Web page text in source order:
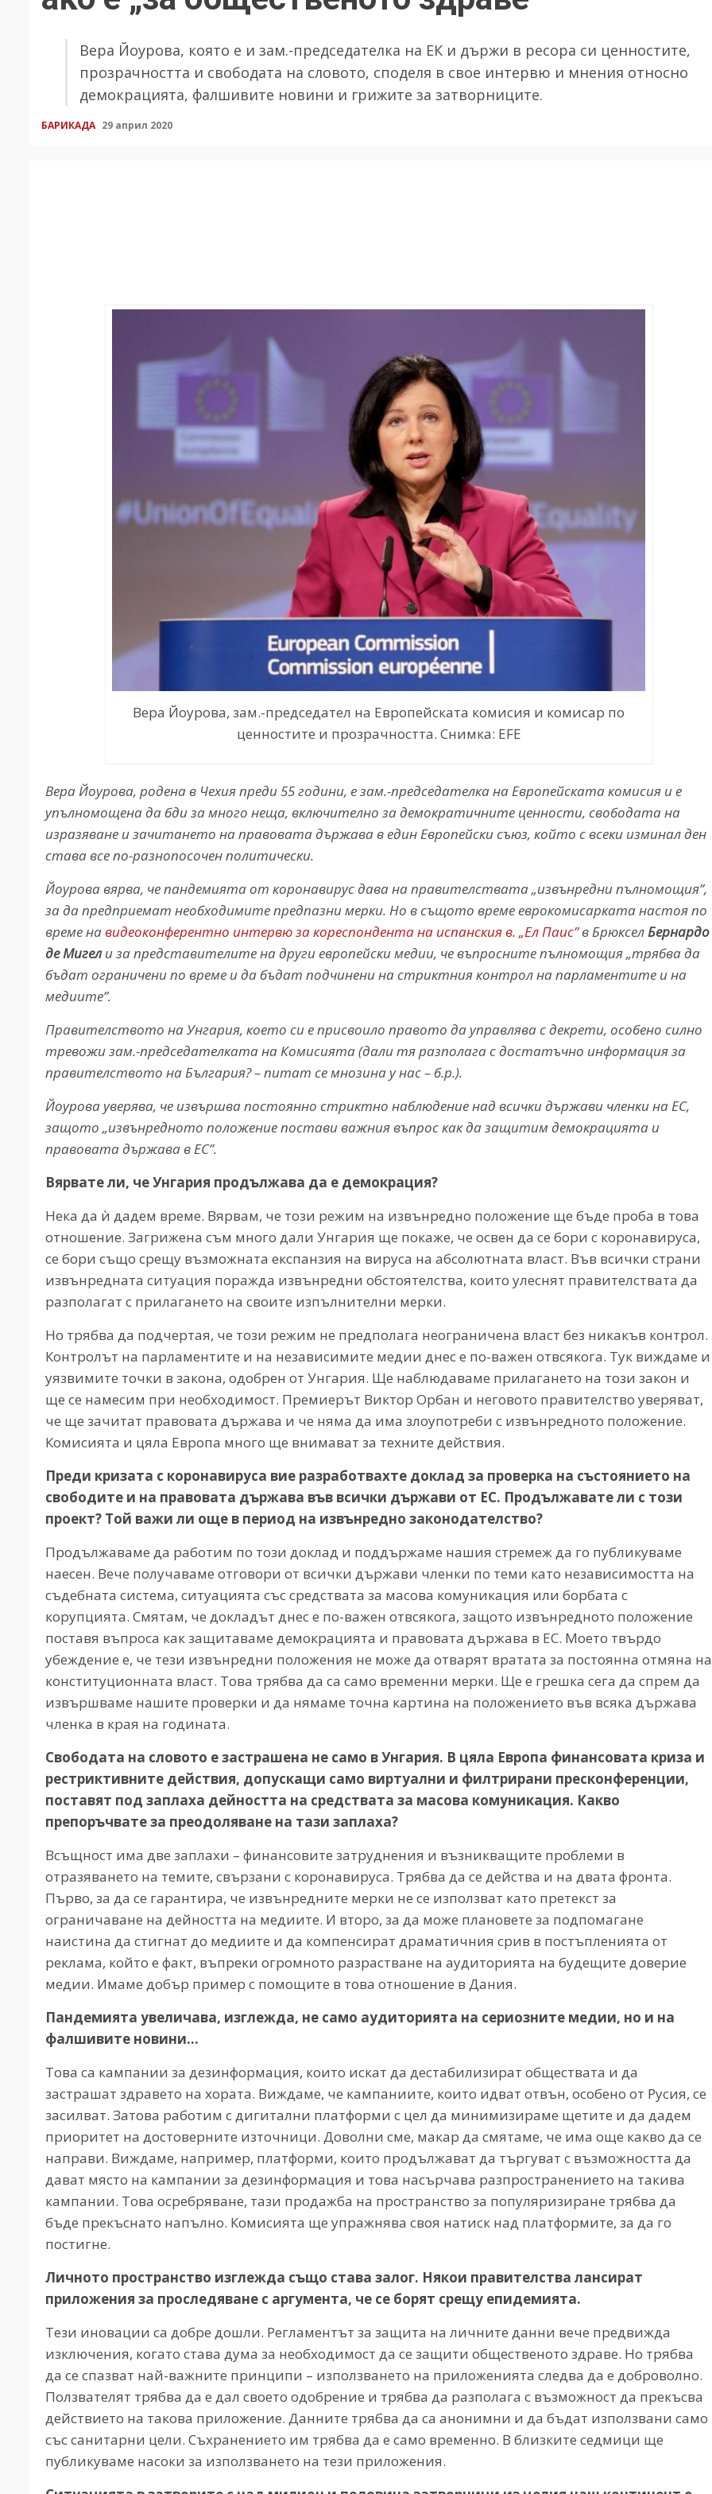
Вера Йоурова, която е и зам.-председателка на ЕК и държи в ресора си ценностите,
прозрачността и свободата на словото, споделя в свое интервю и мнения относно
демокрацията, фалшивите новини и грижите за затворниците.
БАРИКАДА 29 април 2020
Вера Йоурова, зам.-председател на Европейската комисия и комисар по
ценностите и прозрачността. Снимка: EFE
Вера Йоурова, родена в Чехия преди 55 години, е зам.-председателка на Европейската комисия и е
упълномощена да бди за много неща, включително за демократичните ценности, свободата на
изразяване и зачитането на правовата държава в един Европейски съюз, който с всеки изминал ден
става все по-разнопосочен политически.
Йоурова вярва, че пандемията от коронавирус дава на правителствата „извънредни пълномощия”,
за да предприемат необходимите предпазни мерки. Но в същото време еврокомисарката настоя по
време навидеоконферентно интервю за кореспондента на испанския в. „Ел Паис”в БрюкселБернардо
де Мигели за представителите на други европейски медии, че въпросните пълномощия „трябва да
бъдат ограничени по време и да бъдат подчинени на стриктния контрол на парламентите и на
медиите”.
Правителството на Унгария, което си е присвоило правото да управлява с декрети, особено силно
тревожи зам.-председателката на Комисията (дали тя разполага с достатъчно информация за
правителството на България? – питат се мнозина у нас – б.р.).
Йоурова уверява, че извършва постоянно стриктно наблюдение над всички държави членки на ЕС,
защото „извънредното положение постави важния въпрос как да защитим демокрацията и
правовата държава в ЕС”.
Вярвате ли, че Унгария продължава да е демокрация?
Нека да ѝ дадем време. Вярвам, че този режим на извънредно положение ще бъде проба в това
отношение. Загрижена съм много дали Унгария ще покаже, че освен да се бори с коронавируса,
се бори също срещу възможната експанзия на вируса на абсолютната власт. Във всички страни
извънредната ситуация поражда извънредни обстоятелства, които улеснят правителствата да
разполагат с прилагането на своите изпълнителни мерки.
Но трябва да подчертая, че този режим не предполага неограничена власт без никакъв контрол.
Контролът на парламентите и на независимите медии днес е по-важен отвсякога. Тук виждаме и
уязвимите точки в закона, одобрен от Унгария. Ще наблюдаваме прилагането на този закон и
ще се намесим при необходимост. Премиерът Виктор Орбан и неговото правителство уверяват,
че ще зачитат правовата държава и че няма да има злоупотреби с извънредното положение.
Комисията и цяла Европа много ще внимават за техните действия.
Преди кризата с коронавируса вие разработвахте доклад за проверка на състоянието на
свободите и на правовата държава във всички държави от ЕС. Продължавате ли с този
проект? Той важи ли още в период на извънредно законодателство?
Продължаваме да работим по този доклад и поддържаме нашия стремеж да го публикуваме
наесен. Вече получаваме отговори от всички държави членки по теми като независимостта на
съдебната система, ситуацията със средствата за масова комуникация или борбата с
корупцията. Смятам, че докладът днес е по-важен отвсякога, защото извънредното положение
поставя въпроса как защитаваме демокрацията и правовата държава в ЕС. Моето твърдо
убеждение е, че тези извънредни положения не може да отварят вратата за постоянна отмяна на
конституционната власт. Това трябва да са само временни мерки. Ще е грешка сега да спрем да
извършваме нашите проверки и да нямаме точна картина на положението във всяка държава
членка в края на годината.
Свободата на словото е застрашена не само в Унгария. В цяла Европа финансовата криза и
рестриктивните действия, допускащи само виртуални и филтрирани пресконференции,
поставят под заплаха дейността на средствата за масова комуникация. Какво
препоръчвате за преодоляване на тази заплаха?
Всъщност има две заплахи – финансовите затруднения и възникващите проблеми в
отразяването на темите, свързани с коронавируса. Трябва да се действа и на двата фронта.
Първо, за да се гарантира, че извънредните мерки не се използват като претекст за
ограничаване на дейността на медиите. И второ, за да може плановете за подпомагане
наистина да стигнат до медиите и да компенсират драматичния срив в постъпленията от
реклама, който е факт, въпреки огромното разрастване на аудиторията на будещите доверие
медии. Имаме добър пример с помощите в това отношение в Дания.
Пандемията увеличава, изглежда, не само аудиторията на сериозните медии, но и на
фалшивите новини…
Това са кампании за дезинформация, които искат да дестабилизират обществата и да
застрашат здравето на хората. Виждаме, че кампаниите, които идват отвън, особено от Русия, се
засилват. Затова работим с дигитални платформи с цел да минимизираме щетите и да дадем
приоритет на достоверните източници. Доволни сме, макар да смятаме, че има още какво да се
направи. Виждаме, например, платформи, които продължават да търгуват с възможността да
дават място на кампании за дезинформация и това насърчава разпространението на такива
кампании. Това осребряване, тази продажба на пространство за популяризиране трябва да
бъде прекъснато напълно. Комисията ще упражнява своя натиск над платформите, за да го
постигне.
Личното пространство изглежда също става залог. Някои правителства лансират
приложения за проследяване с аргумента, че се борят срещу епидемията.
Тези иновации са добре дошли. Регламентът за защита на личните данни вече предвижда
изключения, когато става дума за необходимост да се защити общественото здраве. Но трябва
да се спазват най-важните принципи – използването на приложенията следва да е доброволно.
Ползвателят трябва да е дал своето одобрение и трябва да разполага с възможност да прекъсва
действието на такова приложение. Данните трябва да са анонимни и да бъдат използвани само
със санитарни цели. Съхранението им трябва да е само временно. В близките седмици ще
публикуваме насоки за използването на тези приложения.